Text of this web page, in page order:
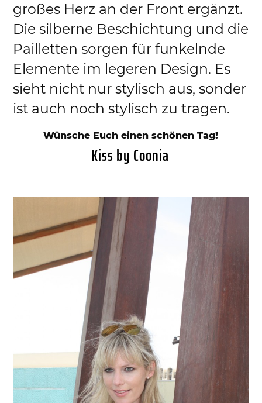
großes Herz an der Front ergänzt.
Die silberne Beschichtung und die
Pailletten sorgen für funkelnde
Elemente im legeren Design. Es
sieht nicht nur stylisch aus, sonder
ist auch noch stylisch zu tragen.
Wünsche Euch einen schönen Tag!
VERÖFFENTLICHT
AM
30. MÄRZ 2015
Kiss by Coonia